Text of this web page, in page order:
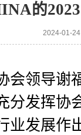
的
2024-01-
会领导谢
分发挥协
业发展作